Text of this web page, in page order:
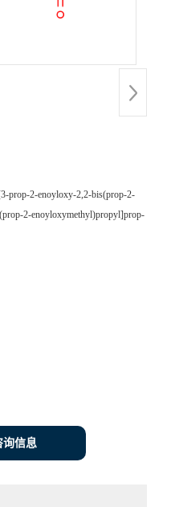
prop-2-enoyloxy-2,2-bis(prop-2-
2-enoyloxymethyl)propyl]prop-
询信息